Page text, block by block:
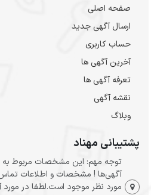
صفحه اصلی
ارسال‌ آگهی جدید
حساب کاربری
آخرین آگهی ها
تعرفه آگهی ها
نقشه آگهی
وبلاگ
پشتیبانی مهناد
توجه مهم: این مشخصات مربوط به
آگهی‌ها ! مشخصات و اطلاعات
مورد نظر موجود است.لطفا در مورد